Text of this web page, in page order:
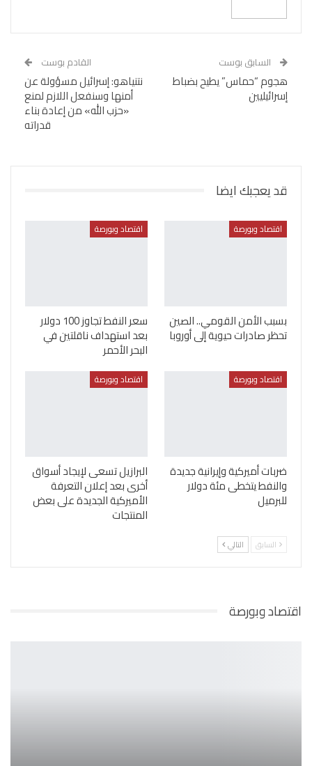
السابق بوست
هجوم “حماس” يطيح بضباط
إسرائيليين
القادم بوست
نتنياهو: إسرائيل مسؤولة عن
أمنها وسنفعل اللازم لمنع
«حزب الله» من إعادة بناء
قدراته
قد يعجبك ايضا
اقتصاد وبورصة
بسبب الأمن القومي.. الصين
تحظر صادرات حيوية إلى أوروبا
اقتصاد وبورصة
سعر النفط تجاوز 100 دولار
بعد استهداف ناقلتين في
البحر الأحمر
اقتصاد وبورصة
ضربات أميركية وإيرانية جديدة
والنفط يتخطى مئة دولار
للبرميل
اقتصاد وبورصة
البرازيل تسعى لإيجاد أسواق
أخرى بعد إعلان التعرفة
الأميركية الجديدة على بعض
المنتجات
السابق التالي
اقتصاد وبورصة